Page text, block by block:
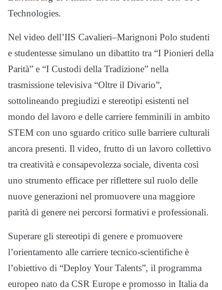
Technologies.
Nel video dell’IIS Cavalieri–Marignoni Polo studenti
e studentesse simulano un dibattito tra “I Pionieri della
Parità” e “I Custodi della Tradizione” nella
trasmissione televisiva “Oltre il Divario”,
sottolineando pregiudizi e stereotipi esistenti nel
mondo del lavoro e delle carriere femminili in ambito
STEM con uno sguardo critico sulle barriere culturali
ancora presenti. Il video, frutto di un lavoro collettivo
tra creatività e consapevolezza sociale, diventa così
uno strumento efficace per riflettere sul ruolo delle
nuove generazioni nel promuovere una maggiore
parità di genere nei percorsi formativi e professionali.
Superare gli stereotipi di genere e promuovere
l’orientamento alle carriere tecnico-scientifiche è
l’obiettivo di “Deploy Your Talents”, il programma
europeo nato da CSR Europe e promosso in Italia da